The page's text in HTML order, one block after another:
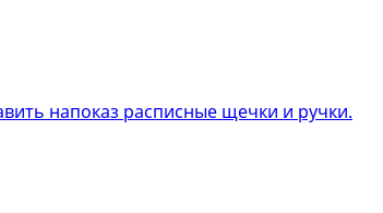
напоказ расписные щечки и ручки.